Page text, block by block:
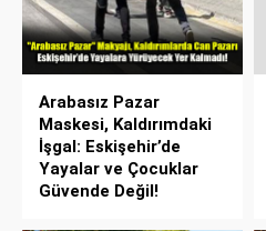
Arabasız Pazar
Maskesi, Kaldırımdaki
İşgal: Eskişehir’de
Yayalar ve Çocuklar
Güvende Değil!